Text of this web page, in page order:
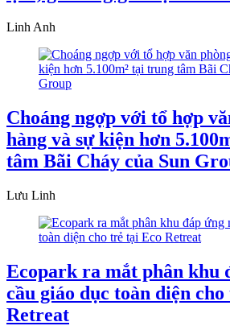
Linh Anh
Choáng ngợp với tổ hợp
hàng và sự kiện hơn
tâm Bãi Cháy của Sun
Lưu Linh
Ecopark ra mắt phân khu
cầu giáo dục toàn diện
Retreat